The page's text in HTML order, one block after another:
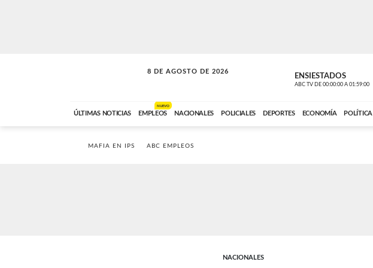
8 DE AGOSTO DE 2026
SOLO MÚSICA ENSIESTADOS
ABC TV DE 00:00:00 A 01:59:00
ÚLTIMAS NOTICIAS EMPLEOS
NUEVO
NACIONALES POLICIALES DEPORTES ECONOMÍA POLÍTICA
MAFIA EN IPS ABC EMPLEOS
NACIONALES